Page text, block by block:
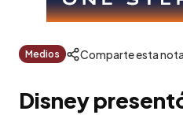
Medios Comparte esta nota
Disney